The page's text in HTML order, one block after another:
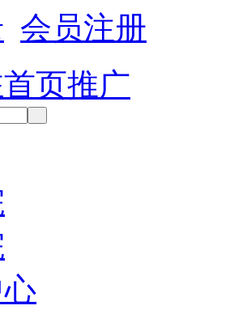
会员注册
首页推广